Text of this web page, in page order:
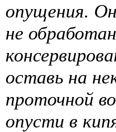
опущения.
не
оставь на
проточной
опусти в